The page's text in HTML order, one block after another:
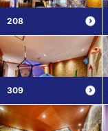
208
309